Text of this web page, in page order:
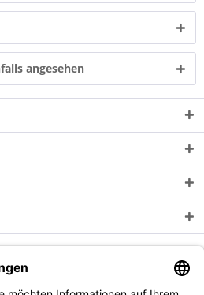
angesehen
zzgl. evtl.
und
wenn nicht anders beschrieben